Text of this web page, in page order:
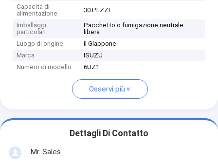
Capacità di
alimentazione
30 PEZZI
Imballaggi
particolari
Pacchetto o fumigazione neutrale
libera
Luogo di origine
Il Giappone
Marca
ISUZU
Numero di modello
6UZ1
Osservi più
Dettagli Di Contatto
Mr. Sales